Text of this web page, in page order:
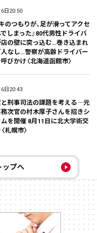
日20:50
のつもりが、足が滑ってアクセ
しまった』80代男性ドライバ
店の壁に突っ込む…巻き込まれ
なし…警察が高齢ドライバー
びかけ〈北海道函館市〉
日20:43
刑事司法の課題を考える―元
次官の村木厚子さんを招きシ
を開催 8月11日に北大学術交
札幌市〉
ップへ